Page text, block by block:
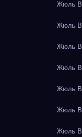
Жюль
Жюль
Жюль
Жюль
Жюль
Жюль
Жюль